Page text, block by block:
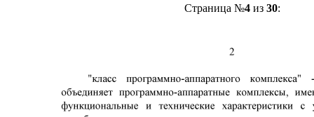
Страница №4из 30: